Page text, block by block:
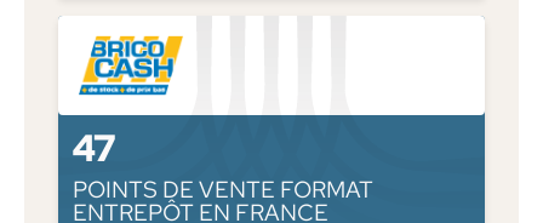
47
POINTS DE VENTE FORMAT
ENTREPÔT EN FRANCE